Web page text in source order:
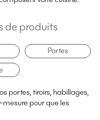
de produits
Portes
portes, tiroirs, habillages,
mesure pour que les